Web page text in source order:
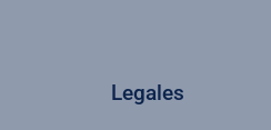
Legales